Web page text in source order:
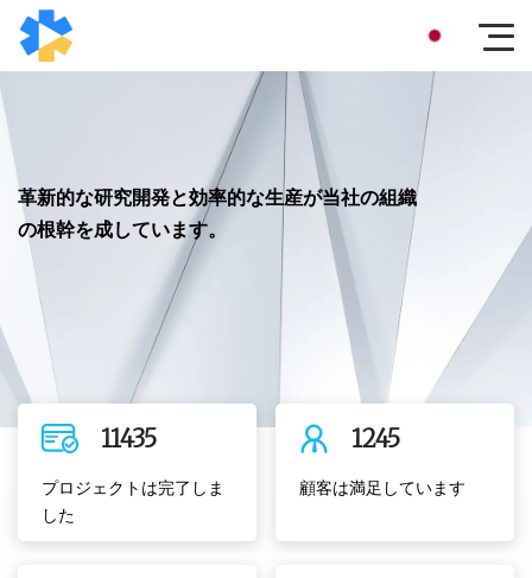
革新的な研究開発と効率的な生産が当社の組織
の根幹を成しています。
11435
プロジェクトは完了しま
した
1245
顧客は満足しています